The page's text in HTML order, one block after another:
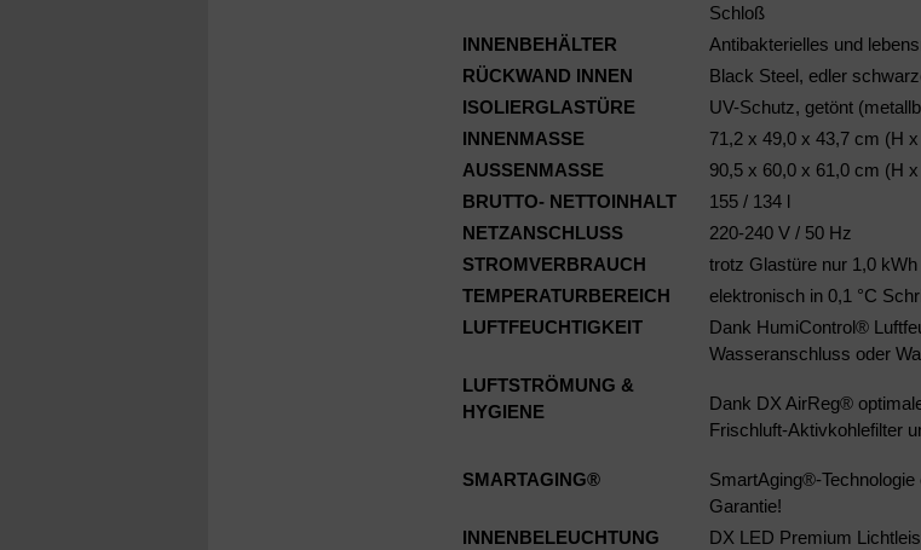
Schloß
INNENBEHÄLTER
Antibakterielles und
RÜCKWAND INNEN
Black Steel, edler
ISOLIERGLASTÜRE
UV-Schutz, getönt
INNENMASSE
71,2 x 49,0 x 43,7 cm (H
AUSSENMASSE
90,5 x 60,0 x 61,0 cm (H
BRUTTO- NETTOINHALT
155 / 134 l
NETZANSCHLUSS
220-240 V / 50 Hz
STROMVERBRAUCH
trotz Glastüre nur 1,0
TEMPERATURBEREICH
elektronisch in 0,1 °C
LUFTFEUCHTIGKEIT
Dank HumiControl®
Wasseranschluss oder
LUFTSTRÖMUNG &
HYGIENE
Dank DX AirReg®
Frischluft-Aktivkohlefilter
SMARTAGING®
SmartAging®-
Garantie!
INNENBELEUCHTUNG
DX LED Premium